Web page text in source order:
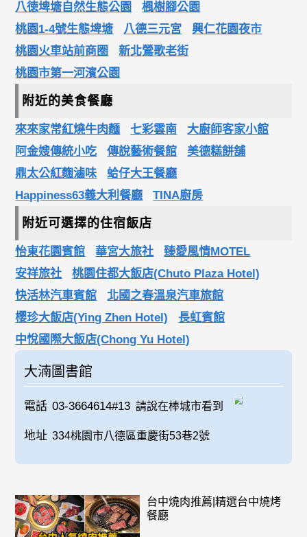
八徳埤塘自然生態公園
楓樹腳公園
桃園1-4號生態埤塘
八德三元宮
興仁花園夜市
桃園火車站前商圈
新北鶯歌老街
桃園市第一河濱公園
附近的美食餐廳
來來家常紅燒牛肉麵 七彩雲南
大廚師客家小館
阿金嫂傳統小吃
傳說藝術餐館
美德糕餅舖
鼎太公紅麴滷味
蛤仔大王餐廳
Happiness63義大利餐廳
TINA廚房
附近可選擇的住宿飯店
怡東花園賓館 華宮大旅社
臻愛風情MOTEL
安祥旅社
桃園住都大飯店(Chuto Plaza Hotel)
快活林汽車賓館
北國之春溫泉汽車旅館
櫻珍大飯店(Ying Zhen Hotel)
長虹賓館
中悅國際大飯店(Chong Yu Hotel)
大湳圖書館
電話 03-3664614#13 請說在棒城市看到
地址 334桃園市八德區重慶街53巷2號
台中燒肉推薦|精選台中燒烤
餐廳